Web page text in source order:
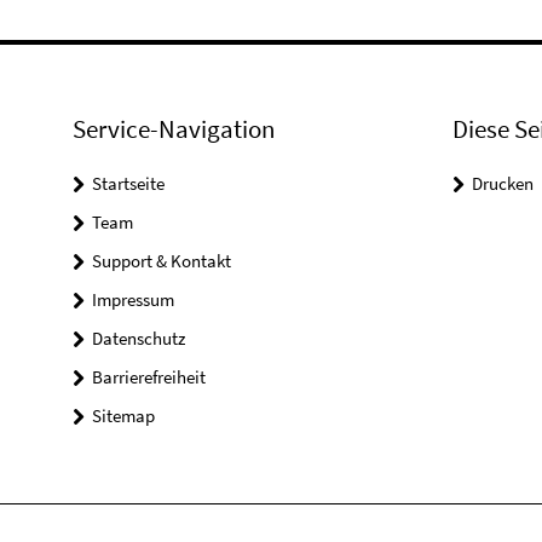
Service-Navigation
Startseite
Team
Support & Kontakt
Impressum
Datenschutz
Barrierefreiheit
Sitemap
Diese
Drucken